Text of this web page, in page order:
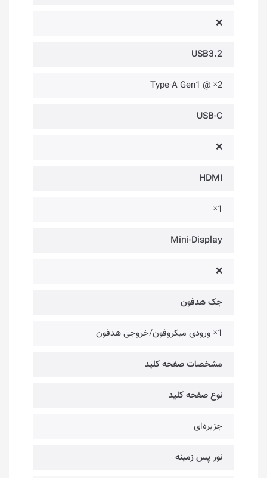
❌
USB3.2
2× @ Type-A Gen1
USB-C
❌
HDMI
1×
Mini-Display
❌
جک هدفون
1× ورودی میکروفون/خروجی هدفون
مشخصات صفحه کلید
نوع صفحه کلید
جزیره‌ای
نور پس زمینه